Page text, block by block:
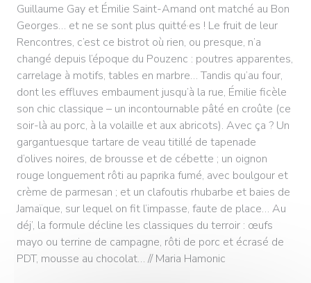
Guillaume Gay et Émilie Saint-Amand ont matché au Bon
Georges… et ne se sont plus quitté·es ! Le fruit de leur
Rencontres, c’est ce bistrot où rien, ou presque, n’a
changé depuis l’époque du Pouzenc : poutres apparentes,
carrelage à motifs, tables en marbre… Tandis qu’au four,
dont les effluves embaument jusqu’à la rue, Émilie ficèle
son chic classique – un incontournable pâté en croûte (ce
soir-là au porc, à la volaille et aux abricots). Avec ça ? Un
gargantuesque tartare de veau titillé de tapenade
d’olives noires, de brousse et de cébette ; un oignon
rouge longuement rôti au paprika fumé, avec boulgour et
crème de parmesan ; et un clafoutis rhubarbe et baies de
Jamaïque, sur lequel on fit l’impasse, faute de place… Au
déj’, la formule décline les classiques du terroir : œufs
mayo ou terrine de campagne, rôti de porc et écrasé de
PDT, mousse au chocolat… // Maria Hamonic